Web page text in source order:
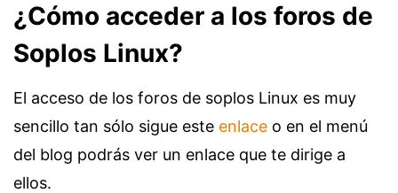
¿Cómo acceder a los foros de
Soplos Linux?
El acceso de los foros de soplos Linux es muy
sencillo tan sólo sigue este enlace o en el menú
del blog podrás ver un enlace que te dirige a
ellos.